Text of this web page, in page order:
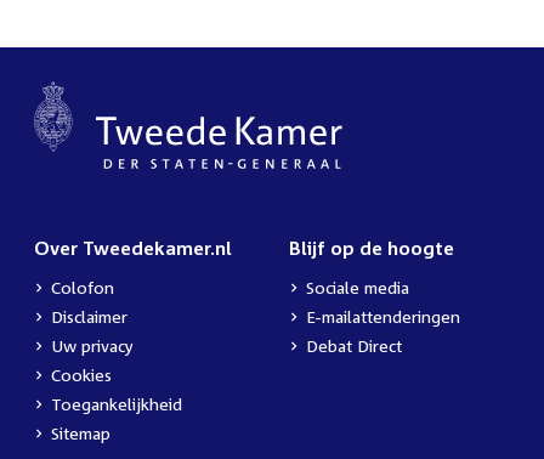
Over Tweedekamer.nl
Colofon
Disclaimer
Uw privacy
Cookies
Toegankelijkheid
Sitemap
Blijf op de hoogte
Sociale media
E-mailattenderingen
Debat Direct